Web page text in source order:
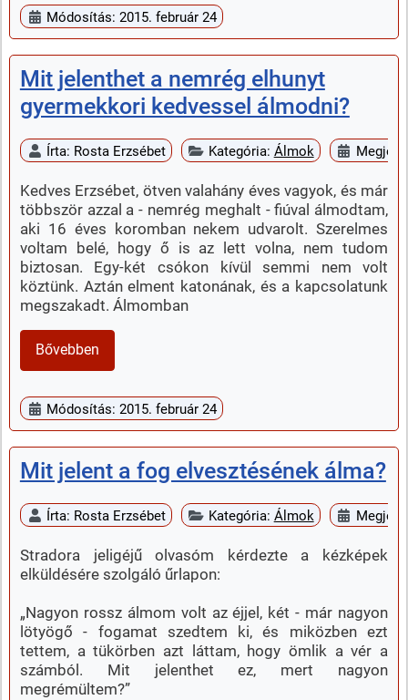
Módosítás: 2015. február 24
Mit jelenthet a nemrég elhunyt
gyermekkori kedvessel álmodni?
Írta: Rosta Erzsébet Kategória: Álmok
Kedves Erzsébet, ötven valahány éves vagyok, és már
többször azzal a - nemrég meghalt - fiúval álmodtam,
aki 16 éves koromban nekem udvarolt. Szerelmes
voltam belé, hogy ő is az lett volna, nem tudom
biztosan. Egy-két csókon kívül semmi nem volt
köztünk. Aztán elment katonának, és a kapcsolatunk
megszakadt. Álmomban
Bővebben
Módosítás: 2015. február 24
Mit jelent a fog elvesztésének álma?
Írta: Rosta Erzsébet Kategória: Álmok
Stradora jeligéjű olvasóm kérdezte a kézképek
elküldésére szolgáló űrlapon:
„Nagyon rossz álmom volt az éjjel, két - már nagyon
lötyögő - fogamat szedtem ki, és miközben ezt
tettem, a tükörben azt láttam, hogy ömlik a vér a
számból. Mit jelenthet ez, mert nagyon
megrémültem?”